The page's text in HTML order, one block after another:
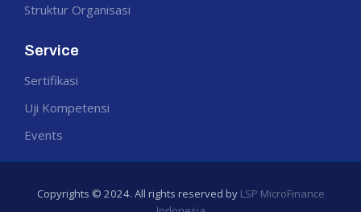
Struktur Organisasi
Service
Sertifikasi
Uji Kompetensi
Events
Copyrights © 2024. All rights reserved by LSP MicroFinance